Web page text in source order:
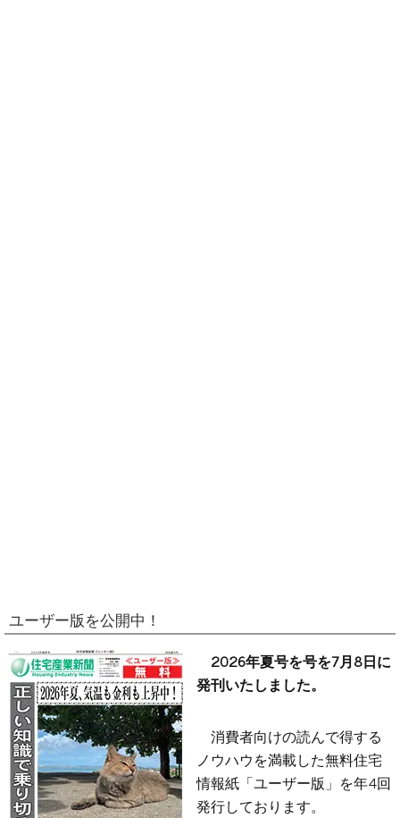
ユーザー版を公開中！
2026年夏号を号を7月8日に
発刊いたしました。
消費者向けの読んで得する
ノウハウを満載した無料住宅
情報紙「ユーザー版」を年4回
発行しております。